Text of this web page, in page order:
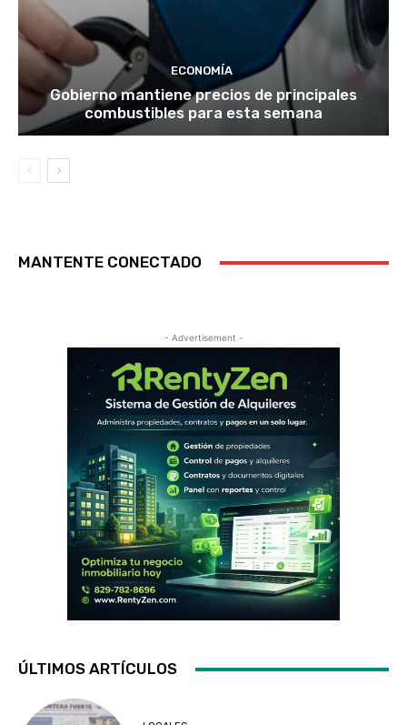
ECONOMÍA
Gobierno mantiene precios de principales
combustibles para esta semana
MANTENTE CONECTADO
- Advertisement -
ÚLTIMOS ARTÍCULOS